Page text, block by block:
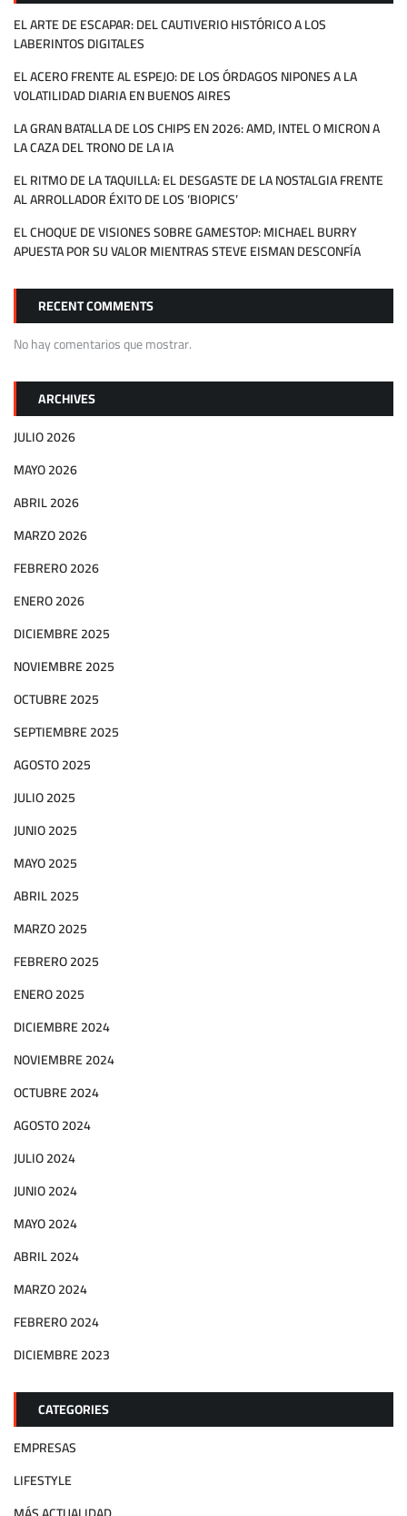
EL ARTE DE ESCAPAR: DEL CAUTIVERIO HISTÓRICO A LOS
LABERINTOS DIGITALES
EL ACERO FRENTE AL ESPEJO: DE LOS ÓRDAGOS NIPONES A LA
VOLATILIDAD DIARIA EN BUENOS AIRES
LA GRAN BATALLA DE LOS CHIPS EN 2026: AMD, INTEL O MICRON A
LA CAZA DEL TRONO DE LA IA
EL RITMO DE LA TAQUILLA: EL DESGASTE DE LA NOSTALGIA FRENTE
AL ARROLLADOR ÉXITO DE LOS ‘BIOPICS’
EL CHOQUE DE VISIONES SOBRE GAMESTOP: MICHAEL BURRY
APUESTA POR SU VALOR MIENTRAS STEVE EISMAN DESCONFÍA
RECENT COMMENTS
No hay comentarios que mostrar.
ARCHIVES
JULIO 2026
MAYO 2026
ABRIL 2026
MARZO 2026
FEBRERO 2026
ENERO 2026
DICIEMBRE 2025
NOVIEMBRE 2025
OCTUBRE 2025
SEPTIEMBRE 2025
AGOSTO 2025
JULIO 2025
JUNIO 2025
MAYO 2025
ABRIL 2025
MARZO 2025
FEBRERO 2025
ENERO 2025
DICIEMBRE 2024
NOVIEMBRE 2024
OCTUBRE 2024
AGOSTO 2024
JULIO 2024
JUNIO 2024
MAYO 2024
ABRIL 2024
MARZO 2024
FEBRERO 2024
DICIEMBRE 2023
CATEGORIES
EMPRESAS
LIFESTYLE